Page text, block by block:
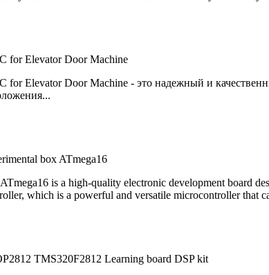
for Elevator Door Machine
Elevator Door Machine - это надежный и
box ATmega16
is a high-quality electronic development board
which is a powerful and versatile microcontroller that
TMS320F2812 Learning board DSP kit